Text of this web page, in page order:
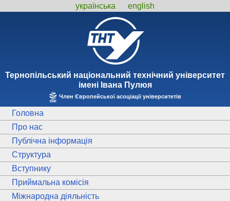
українська english
Тернопiльський національний технiчний унiверситет
iменi Iвана Пулюя
Член Європейської асоціації університетів
Головна
Про нас
Публічна інформація
Структура
Вступнику
Приймальна комісія
Міжнародна діяльність